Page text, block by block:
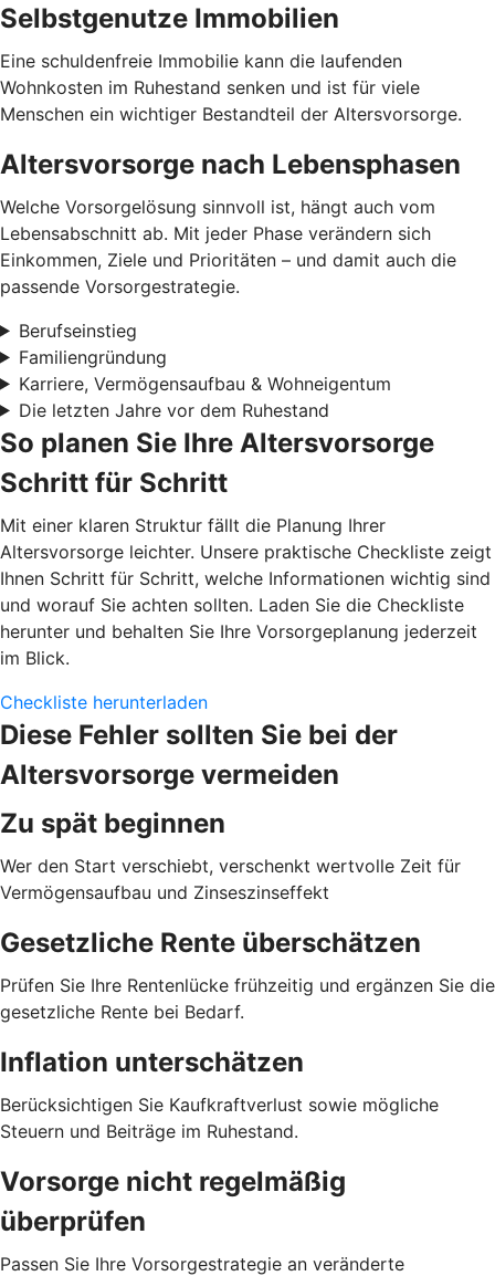
Selbstgenutze Immobilien
Eine schuldenfreie Immobilie kann die laufenden
Wohnkosten im Ruhestand senken und ist für viele
Menschen ein wichtiger Bestandteil der Altersvorsorge.
Altersvorsorge nach Lebensphasen
Welche Vorsorgelösung sinnvoll ist, hängt auch vom
Lebensabschnitt ab. Mit jeder Phase verändern sich
Einkommen, Ziele und Prioritäten – und damit auch die
passende Vorsorgestrategie.
Berufseinstieg
Familiengründung
Karriere, Vermögensaufbau & Wohneigentum
Die letzten Jahre vor dem Ruhestand
So planen Sie Ihre Altersvorsorge
Schritt für Schritt
Mit einer klaren Struktur fällt die Planung Ihrer
Altersvorsorge leichter. Unsere praktische Checkliste zeigt
Ihnen Schritt für Schritt, welche Informationen wichtig sind
und worauf Sie achten sollten. Laden Sie die Checkliste
herunter und behalten Sie Ihre Vorsorgeplanung jederzeit
im Blick.
Checkliste herunterladen
Diese Fehler sollten Sie bei der
Altersvorsorge vermeiden
Zu spät beginnen
Wer den Start verschiebt, verschenkt wertvolle Zeit für
Vermögensaufbau und Zinseszinseffekt
Gesetzliche Rente überschätzen
Prüfen Sie Ihre Rentenlücke frühzeitig und ergänzen Sie die
gesetzliche Rente bei Bedarf.
Inflation unterschätzen
Berücksichtigen Sie Kaufkraftverlust sowie mögliche
Steuern und Beiträge im Ruhestand.
Vorsorge nicht regelmäßig
überprüfen
Passen Sie Ihre Vorsorgestrategie an veränderte